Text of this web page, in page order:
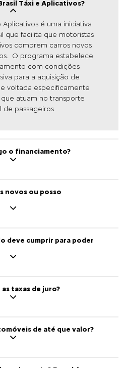
Táxi e Aplicativos?
Aplicativos é uma iniciativa
que facilita que motoristas
comprem carros novos
O programa estabelece
com condições
para a aquisição de
voltada especificamente
que atuam no transporte
de passageiros.
o financiamento?
novos ou posso
deve cumprir para poder
as taxas de juro?
de até que valor?